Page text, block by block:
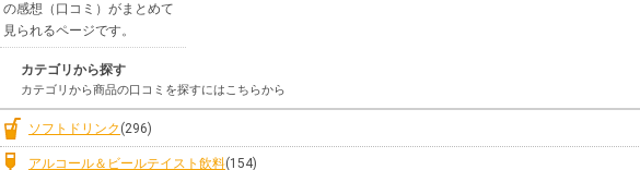
の感想（口コミ）がまとめて
見られるページです。
カテゴリから探す
カテゴリから商品の口コミを探すにはこちらから
ソフトドリンク (296)
アルコール＆ビールテイスト飲料(154)